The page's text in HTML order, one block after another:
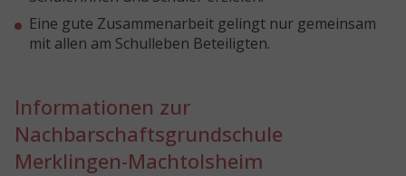
Eine gute Zusammenarbeit gelingt nur gemeinsam
mit allen am Schulleben Beteiligten.
Informationen zur
Nachbarschaftsgrundschule
Merklingen-Machtolsheim